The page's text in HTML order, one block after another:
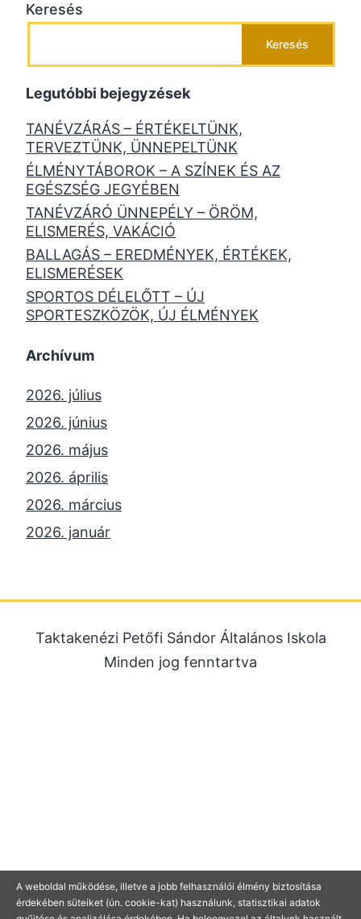
Keresés
Keresés
Legutóbbi bejegyzések
TANÉVZÁRÁS – ÉRTÉKELTÜNK,
TERVEZTÜNK, ÜNNEPELTÜNK
ÉLMÉNYTÁBOROK – A SZÍNEK ÉS AZ
EGÉSZSÉG JEGYÉBEN
TANÉVZÁRÓ ÜNNEPÉLY – ÖRÖM,
ELISMERÉS, VAKÁCIÓ
BALLAGÁS – EREDMÉNYEK, ÉRTÉKEK,
ELISMERÉSEK
SPORTOS DÉLELŐTT – ÚJ
SPORTESZKÖZÖK, ÚJ ÉLMÉNYEK
Archívum
2026. július
2026. június
2026. május
2026. április
2026. március
2026. január
2025. július
2025. június
2024. július
Taktakenézi Petőfi Sándor Általános Iskola
Minden jog fenntartva
A weboldal működése, illetve a jobb felhasználói élmény biztosítása
érdekében süteiket (ún. cookie-kat) használunk, statisztikai adatok